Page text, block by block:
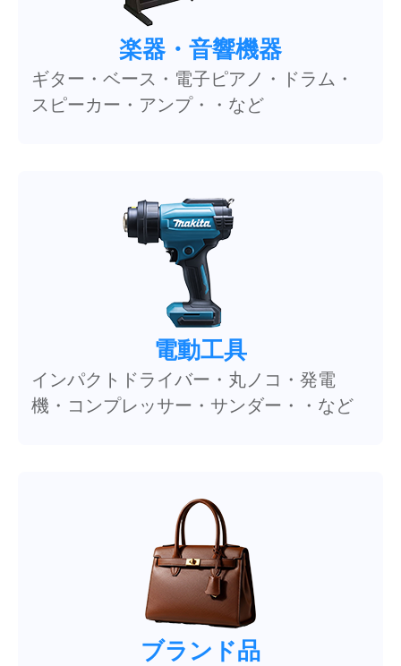
楽器・音響機器
ギター・ベース・電子ピアノ・ドラム・
スピーカー・アンプ・・など
電動工具
インパクトドライバー・丸ノコ・発電
機・コンプレッサー・サンダー・・など
ブランド品